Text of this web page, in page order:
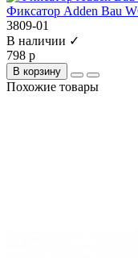
Фиксатор Adden Bau
3809-01
В наличии ✓
798 р
В корзину
Похожие товары